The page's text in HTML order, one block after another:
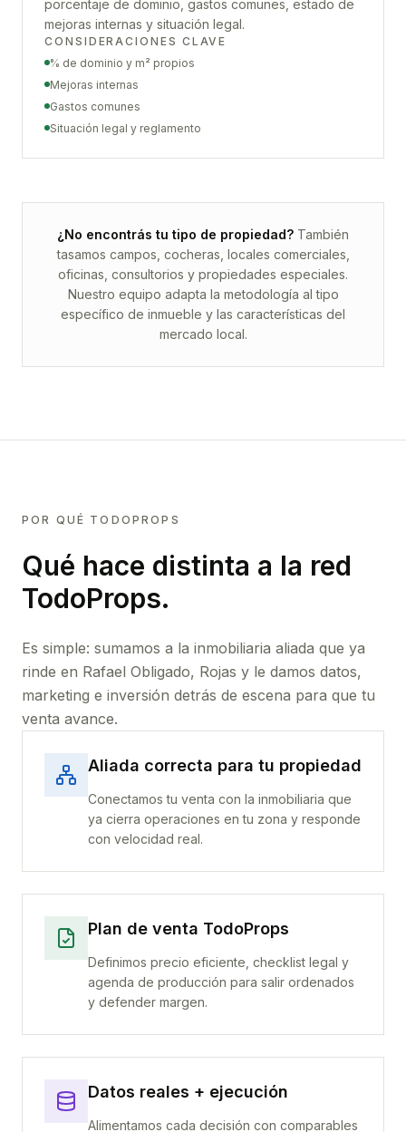
porcentaje de dominio, gastos comunes, estado de
mejoras internas y situación legal.
CONSIDERACIONES CLAVE
% de dominio y m² propios
Mejoras internas
Gastos comunes
Situación legal y reglamento
¿No encontrás tu tipo de propiedad? También
tasamos campos, cocheras, locales comerciales,
oficinas, consultorios y propiedades especiales.
Nuestro equipo adapta la metodología al tipo
específico de inmueble y las características del
mercado local.
POR QUÉ TODOPROPS
Qué hace distinta a la red
TodoProps.
Es simple: sumamos a la inmobiliaria aliada que ya
rinde en Rafael Obligado, Rojas y le damos datos,
marketing e inversión detrás de escena para que tu
venta avance.
Aliada correcta para tu propiedad
Conectamos tu venta con la inmobiliaria que
ya cierra operaciones en tu zona y responde
con velocidad real.
Plan de venta TodoProps
Definimos precio eficiente, checklist legal y
agenda de producción para salir ordenados
y defender margen.
Datos reales + ejecución
Alimentamos cada decisión con comparables